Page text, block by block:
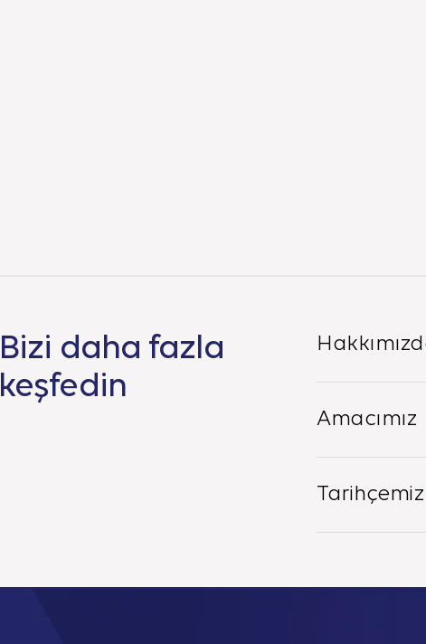
Bizi daha fazla
keşfedin
Amacımız
Tarihçemiz